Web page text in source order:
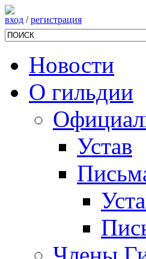
вход /регистрация
Новости
О гильдии
Устав